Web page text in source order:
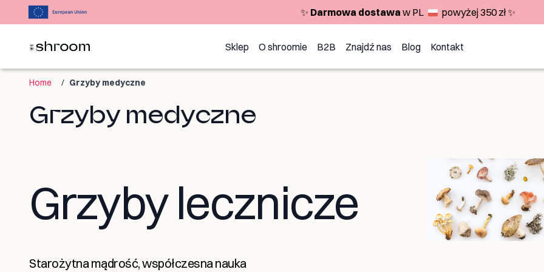
✨ Darmowa dostawaw PL powyżej 350 zł ✨
Sklep O shroomie B2B Znajdź nas Blog Kontakt
Home / Grzyby medyczne
Grzyby medyczne
Grzyby lecznicze
Starożytna mądrość, współczesna nauka